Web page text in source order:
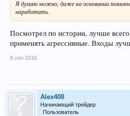
Я думаю можно, даже на основании
наработать.
Посмотрел по истории, лучше
применять агрессивные. Входы
8 сен 2016
Alex408
Начинающий трейдер
Пользователь